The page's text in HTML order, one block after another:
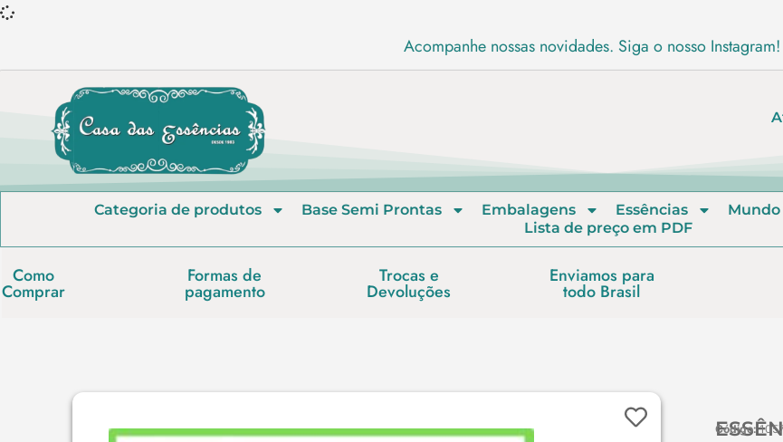
Acompanhe nossas novidades. Siga o nosso Instagram!
Categoria de produtos Base Semi Prontas Embalagens Essências Mundo
Lista de preço em PDF
Como
Comprar
Formas de
pagamento
Trocas e
Devoluções
Enviamos para
todo Brasil
Código: